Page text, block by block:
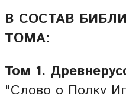
В СОСТАВ
ТОМА:
Том 1.